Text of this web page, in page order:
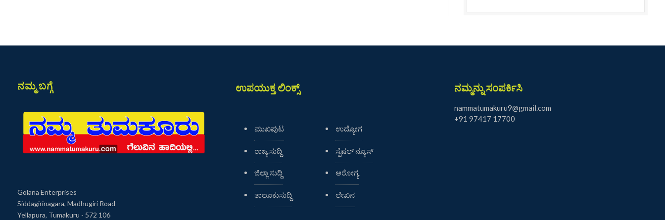
ನಮ್ಮ ಬಗ್ಗೆ
Golana Enterprises
Siddagirinagara, Madhugiri Road
Yellapura, Tumakuru - 572 106
ಉಪಯುಕ್ತ ಲಿಂಕ್ಸ್
ಮುಖಪುಟ
ರಾಜ್ಯ ಸುದ್ದಿ
ಜಿಲ್ಲಾ ಸುದ್ದಿ
ತಾಲೂಕುಸುದ್ದಿ
ಉದ್ಯೋಗ
ಸ್ಪೆಷಲ್ ನ್ಯೂಸ್
ಆರೋಗ್ಯ
ಲೇಖನ
ನಮ್ಮನ್ನು ಸಂಪರ್ಕಿಸಿ
nammatumakuru9@gmail.com
+91 97417 17700